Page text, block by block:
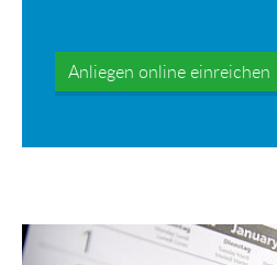
Anliegen online einreichen